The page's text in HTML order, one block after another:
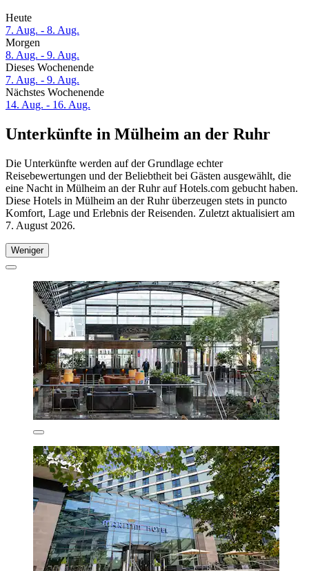
Heute
7. Aug. - 8. Aug.
Morgen
8. Aug. - 9. Aug.
Dieses Wochenende
7. Aug. - 9. Aug.
Nächstes Wochenende
14. Aug. - 16. Aug.
Unterkünfte in Mülheim an der Ruhr
Die Unterkünfte werden auf der Grundlage echter
Reisebewertungen und der Beliebtheit bei Gästen ausgewählt, die
eine Nacht in Mülheim an der Ruhr auf Hotels.com gebucht haben.
Diese Hotels in Mülheim an der Ruhr überzeugen stets in puncto
Komfort, Lage und Erlebnis der Reisenden. Zuletzt aktualisiert am
7. August 2026.
Weniger